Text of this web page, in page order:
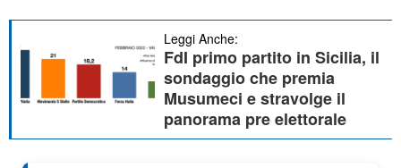
Leggi Anche:
FdI primo partito in Sicilia, il
sondaggio che premia
Musumeci e stravolge il
panorama pre elettorale